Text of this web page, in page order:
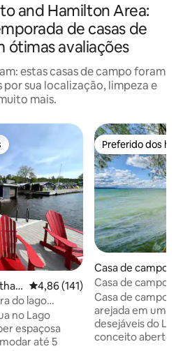
and Hamilton Area:
de casas de
ótimas avaliações
estas casas de campo foram
sua localização, limpeza e
mais.
L 4,86 de uma avaliação média de
4,86 (141)
do lago
no Lago
espaçosa
até 5
Preferido dos
Preferido dos
Casa de campo ⋅
Casa de campo à
doca, 4 camas, 4
estacionamento
Casa de campo à
arejada em uma
desejáveis do Lago
conceito aberto e